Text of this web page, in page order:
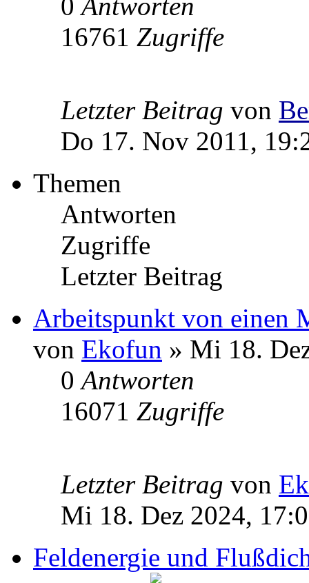
16761 Zugriffe
Letzter Beitrag von
Do 17. Nov 2011,
Themen
Antworten
Zugriffe
Letzter Beitrag
Arbeitspunkt von einen
von Ekofun » Mi 18.
0Antworten
16071 Zugriffe
Letzter Beitrag von
Mi 18. Dez 2024,
Feldenergie und